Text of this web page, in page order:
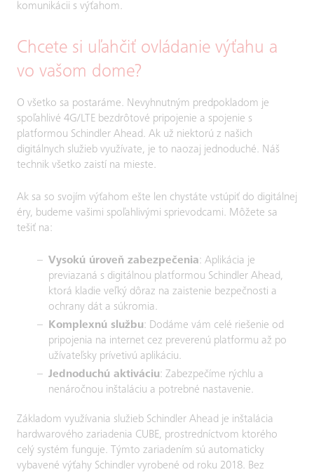
komunikácii s výťahom.
Chcete si uľahčiť ovládanie výťahu a
vo vašom dome?
O všetko sa postaráme. Nevyhnutným predpokladom je
spoľahlivé 4G/LTE bezdrôtové pripojenie a spojenie s
platformou Schindler Ahead. Ak už niektorú z našich
digitálnych služieb využívate, je to naozaj jednoduché. Náš
technik všetko zaistí na mieste.
Ak sa so svojím výťahom ešte len chystáte vstúpiť do digitálnej
éry, budeme vašimi spoľahlivými sprievodcami. Môžete sa
tešiť na:
Vysokú úroveň zabezpečenia: Aplikácia je
previazaná s digitálnou platformou Schindler Ahead,
ktorá kladie veľký dôraz na zaistenie bezpečnosti a
ochrany dát a súkromia.
Komplexnú službu: Dodáme vám celé riešenie od
pripojenia na internet cez preverenú platformu až po
užívateľsky prívetivú aplikáciu.
Jednoduchú aktiváciu: Zabezpečíme rýchlu a
nenáročnou inštaláciu a potrebné nastavenie.
Základom využívania služieb Schindler Ahead je inštalácia
hardwarového zariadenia CUBE, prostredníctvom ktorého
celý systém funguje. Týmto zariadením sú automaticky
vybavené výťahy Schindler vyrobené od roku 2018. Bez